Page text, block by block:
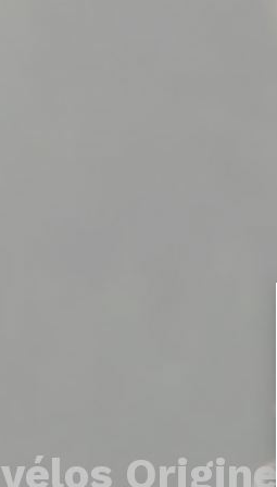
vélos Origine